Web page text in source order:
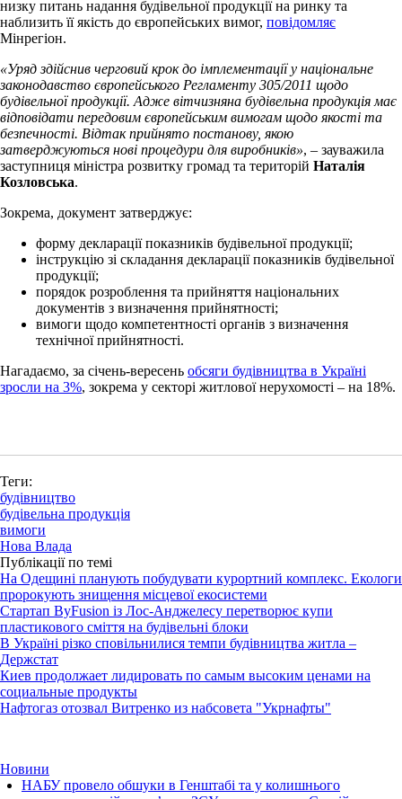
низку питань надання будівельної продукції на ринку та
наблизить її якість до європейських вимог, повідомляє
Мінрегіон.
«Уряд здійснив черговий крок до імплементації у національне
законодавство європейського Регламенту 305/2011 щодо
будівельної продукції. Адже вітчизняна будівельна продукція має
відповідати передовим європейським вимогам щодо якості та
безпечності. Відтак прийнято постанову, якою
затверджуються нові процедури для виробників», – зауважила
заступниця міністра розвитку громад та територій Наталія
Козловська.
Зокрема, документ затверджує:
форму декларації показників будівельної продукції;
інструкцію зі складання декларації показників будівельної
продукції;
порядок розроблення та прийняття національних
документів з визначення прийнятності;
вимоги щодо компетентності органів з визначення
технічної прийнятності.
Нагадаємо, за січень-вересень обсяги будівництва в Україні
зросли на 3%, зокрема у секторі житлової нерухомості – на 18%.
Теги:
будівництво
будівельна продукція
вимоги
Нова Влада
Публікації по темі
На Одещині планують побудувати курортний комплекс. Екологи
пророкують знищення місцевої екосистеми
Стартап ByFusion із Лос-Анджелесу перетворює купи
пластикового сміття на будівельні блоки
В Україні різко сповільнилися темпи будівництва житла –
Держстат
Киев продолжает лидировать по самым высоким ценами на
социальные продукты
Нафтогаз отозвал Витренко из набсовета "Укрнафты"
Новини
НАБУ провело обшуки в Генштабі та у колишнього